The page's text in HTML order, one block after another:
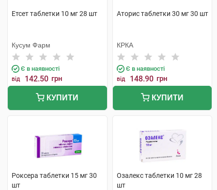
Етсет таблетки 10 мг 28 шт
Кусум Фарм
Є в наявності
від 142.50 грн
КУПИТИ
Аторис таблетки 30 мг 30 шт
КРКА
Є в наявності
від 148.90 грн
КУПИТИ
Роксера таблетки 15 мг 30
шт
Озалекс таблетки 10 мг 28
шт